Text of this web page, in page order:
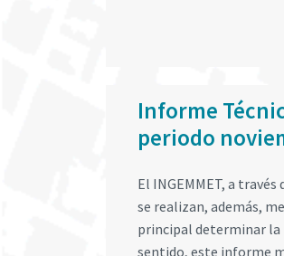
Informe
periodo
El INGEMMET, a
se realizan, además,
principal determinar la
sentido, este informe